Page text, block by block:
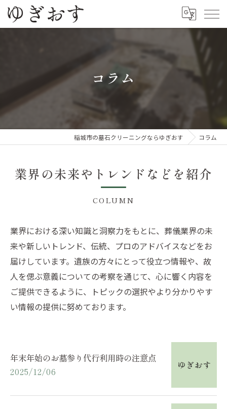
コラム
稲城市の墓石クリーニングならゆぎおす コラム
業界の未来やトレンドなどを紹介
COLUMN
業界における深い知識と洞察力をもとに、葬儀業界の未
来や新しいトレンド、伝統、プロのアドバイスなどをお
届けしています。遺族の方々にとって役立つ情報や、故
人を偲ぶ意義についての考察を通じて、心に響く内容を
ご提供できるように、トピックの選択やより分かりやす
い情報の提供に努めております。
年末年始のお墓参り代行利用時の注意点
2025/12/06